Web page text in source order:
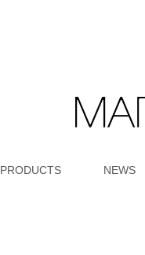
PRODUCTS NEWS